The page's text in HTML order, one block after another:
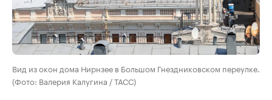
Вид из окон дома Нирнзее в Большом Гнездниковском переулке.
(Фото: Валерия Калугина / ТАСС)